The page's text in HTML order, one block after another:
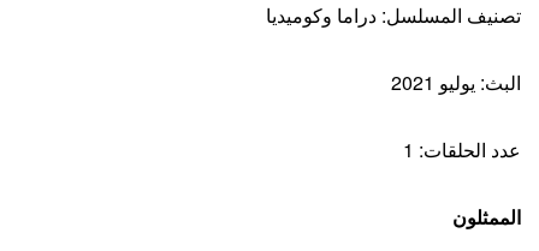
تصنيف المسلسل: دراما وكوميديا
البث: يوليو 2021
عدد الحلقات: 1
الممثلون